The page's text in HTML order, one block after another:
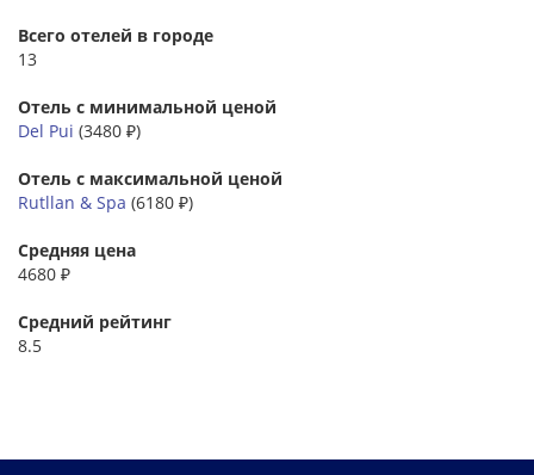
Всего отелей в городе
13
Отель с минимальной ценой
Del Pui (3480 ₽)
Отель с максимальной ценой
Rutllan & Spa (6180 ₽)
Средняя цена
4680 ₽
Средний рейтинг
8.5